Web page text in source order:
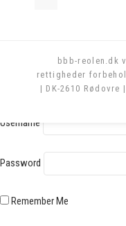
bbb-reolen.dk
rettigheder
| DK-2610 Rødovre
Log in
Username
Password
Remember Me